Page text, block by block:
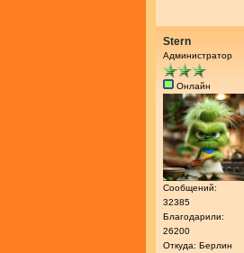
Stern
Администратор
Онлайн
Сообщений:
32385
Благодарили:
26200
Откуда: Берлин